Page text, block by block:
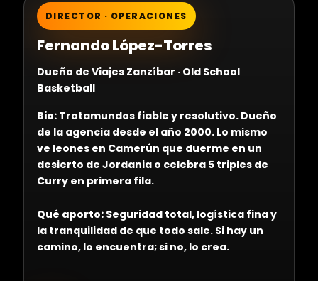
DIRECTOR · OPERACIONES
Fernando López-Torres
Dueño de Viajes Zanzíbar · Old School
Basketball
Bio:Trotamundos fiable y resolutivo. Dueño
de la agencia desde el año 2000. Lo mismo
ve leones en Camerún que duerme en un
desierto de Jordania o celebra 5 triples de
Curry en primera fila.
Qué aporto:Seguridad total, logística fina y
la tranquilidad de que todo sale. Si hay un
camino, lo encuentra; si no, lo crea.